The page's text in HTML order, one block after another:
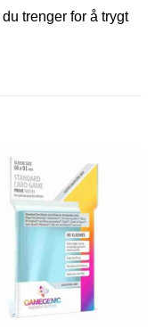
trenger for å trygt